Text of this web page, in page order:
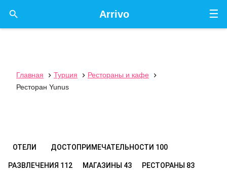
☰
Arrivo

Главная  Турция  Рестораны и кафе

Ресторан Yunus
ОТЕЛИ ДОСТОПРИМЕЧАТЕЛЬНОСТИ 100
РАЗВЛЕЧЕНИЯ 112 МАГАЗИНЫ 43 РЕСТОРАНЫ 83